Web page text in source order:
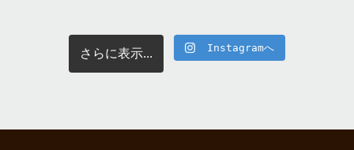
さらに表示... Instagramへ